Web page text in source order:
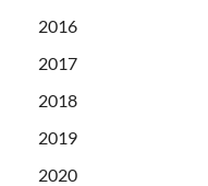
2016
2017
2018
2019
2020